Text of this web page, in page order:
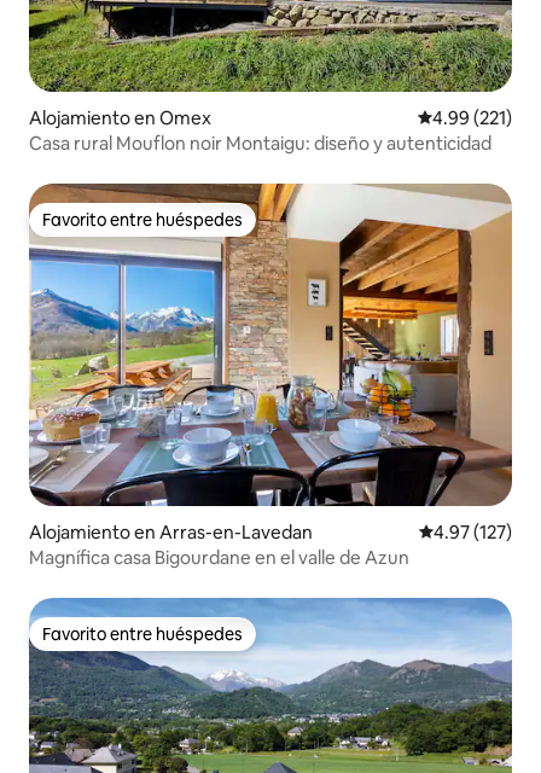
Alojamiento en Omex Calificación
4.99 (221)
Casa rural Mouflon noir Montaigu: diseño y autenticidad
Favorito entre huéspedes
Favorito entre huéspedes
Alojamiento en Arras-en-Lavedan Calificación
4.97 (127)
Magnífica casa Bigourdane en el valle de Azun
Favorito entre huéspedes
Favorito entre huéspedes